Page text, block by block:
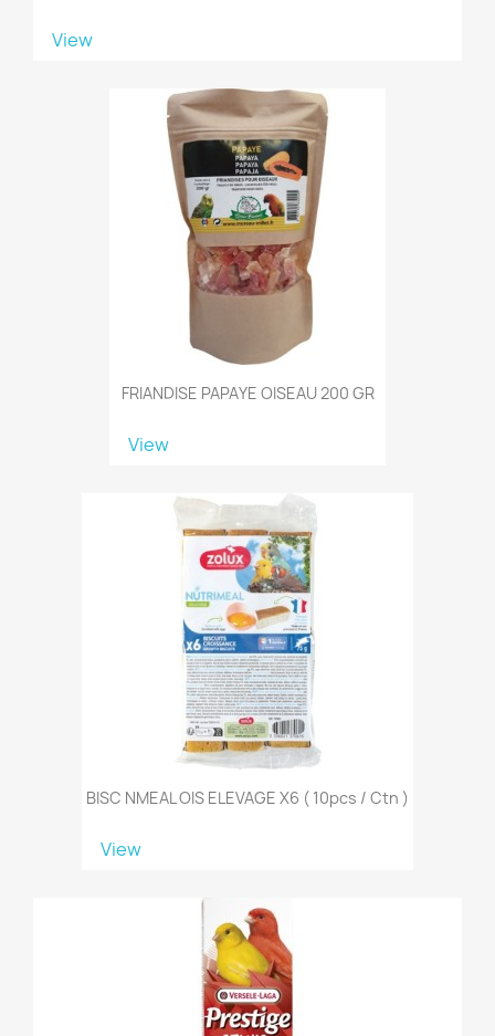
View
FRIANDISE PAPAYE OISEAU 200 GR
View
BISC NMEAL OIS ELEVAGE X6 ( 10pcs / Ctn )
View